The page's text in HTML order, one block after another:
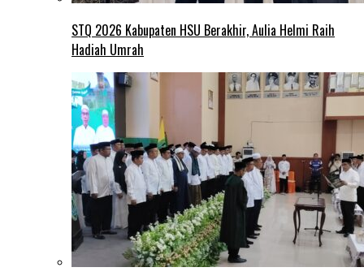
STQ 2026 Kabupaten HSU Berakhir, Aulia Helmi Raih
Hadiah Umrah